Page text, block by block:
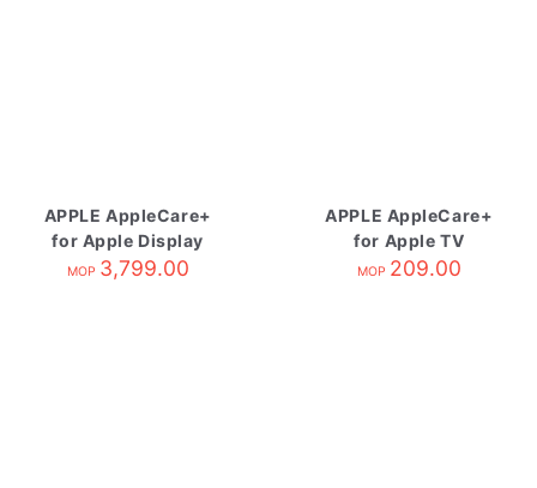
APPLE AppleCare+
for Apple Display
MOP 3,799.00
APPLE AppleCare+
for Apple TV
MOP 209.00